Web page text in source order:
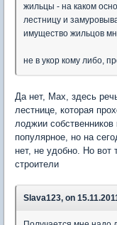
жильцы - на каком
лестницу и
имущество жильцов
не в укор кому либо,
Да нет, Мах, здесь
лестнице, которая
лоджии
популярное, но на
нет, не удобно. Но вот
строители
Slava123, on